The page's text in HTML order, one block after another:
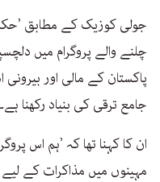
جولی کوزیک کے مطابق
چلنے والے پروگرام میں
پاکستان کے مالی اور
جامع ترقی کی بنیاد رکھنا
ان کا کہنا تھا کہ ’ہم اس
مہینوں میں مذاکرات کے لیے